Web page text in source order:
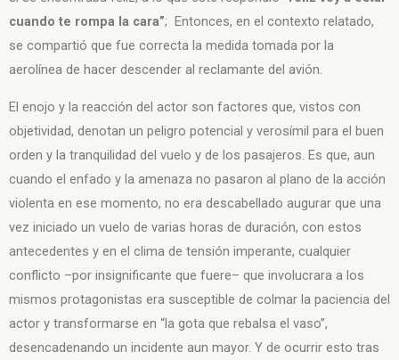
cuando te rompa la cara”; Entonces, en el contexto relatado,
se compartió que fue correcta la medida tomada por la
aerolínea de hacer descender al reclamante del avión.
El enojo y la reacción del actor son factores que, vistos con
objetividad, denotan un peligro potencial y verosímil para el buen
orden y la tranquilidad del vuelo y de los pasajeros. Es que, aun
cuando el enfado y la amenaza no pasaron al plano de la acción
violenta en ese momento, no era descabellado augurar que una
vez iniciado un vuelo de varias horas de duración, con estos
antecedentes y en el clima de tensión imperante, cualquier
conflicto –por insignificante que fuere– que involucrara a los
mismos protagonistas era susceptible de colmar la paciencia del
actor y transformarse en “la gota que rebalsa el vaso”,
desencadenando un incidente aun mayor. Y de ocurrir esto tras